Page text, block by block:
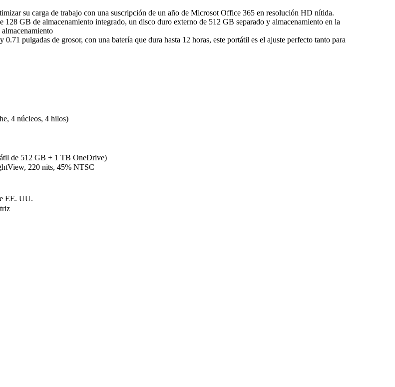
su carga de trabajo con una suscripción de un año de Microsot Office 365 en resolución HD nítida.
GB de almacenamiento integrado, un disco duro externo de 512 GB separado y almacenamiento en la
pulgadas de grosor, con una batería que dura hasta 12 horas, este portátil es el ajuste perfecto tanto para
4 núcleos, 4 hilos)
de 512 GB + 1 TB OneDrive)
220 nits, 45% NTSC
EE. UU.